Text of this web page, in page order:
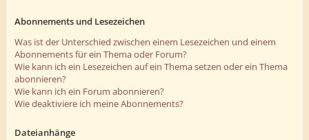
Abonnements und Lesezeichen
Was ist der Unterschied zwischen einem Lesezeichen und einem
Abonnements für ein Thema oder Forum?
Wie kann ich ein Lesezeichen auf ein Thema setzen oder ein Thema
abonnieren?
Wie kann ich ein Forum abonnieren?
Wie deaktiviere ich meine Abonnements?
Dateianhänge